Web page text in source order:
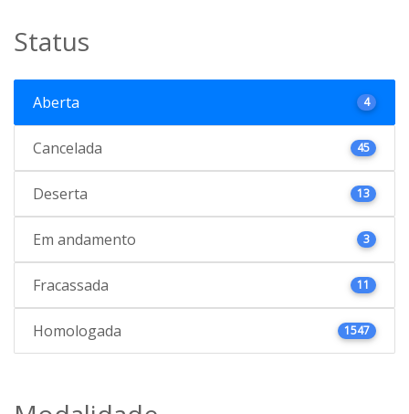
Status
Aberta 4
Cancelada 45
Deserta 13
Em andamento 3
Fracassada 11
Homologada 1547